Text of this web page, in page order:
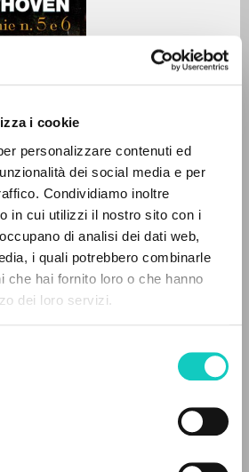
i cookie
personalizzare contenuti ed
dei social media e per
Condividiamo inoltre
in cui utilizzi il nostro sito con i
di analisi dei dati web,
i quali potrebbero combinarle
che hai fornito loro o che hanno
dei loro servizi.
Composer FOUND
MORE RESULTS